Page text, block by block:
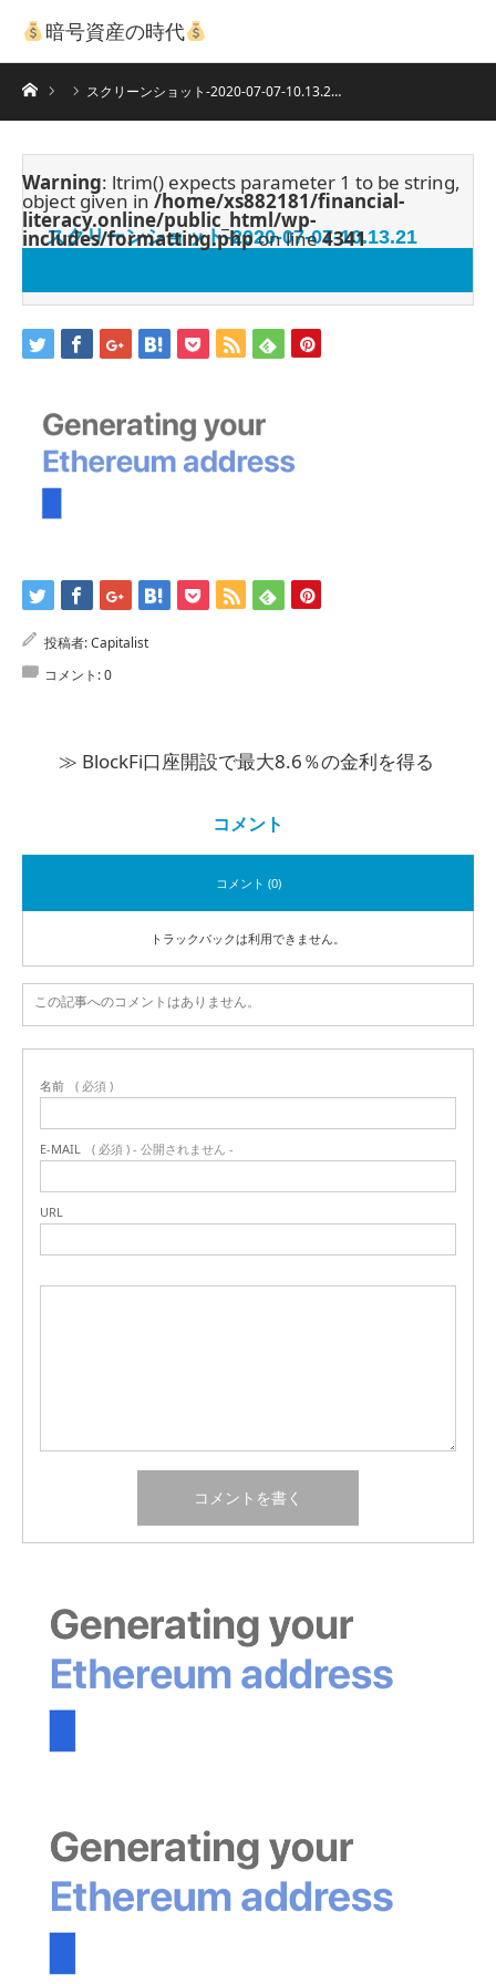
暗号資産の時代
ホーム スクリーンショット-2020-07-07-10.13.2…
Warning: ltrim() expects parameter 1 to be string,
object given in /home/xs882181/financial-
literacy.online/public_html/wp-
includes/formatting.phpon line4341
スクリーンショット-2020-07-07-10.13.21
投稿者:Capitalist
コメント:0
≫ BlockFi口座開設で最大8.6％の金利を得る
コメント
コメント (0)
トラックバックは利用できません。
この記事へのコメントはありません。
名前 ( 必須 )
E-MAIL ( 必須 ) - 公開されません -
URL